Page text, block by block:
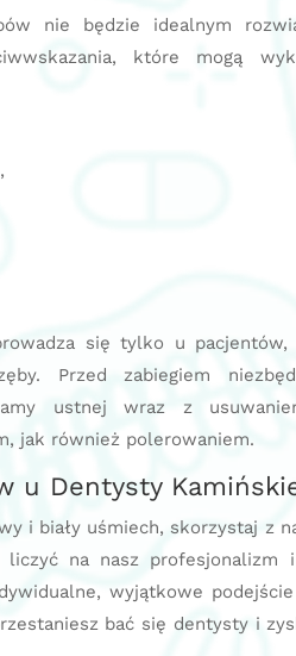
nie będzie idealnym
które mogą
się tylko u
Przed zabiegiem
ustnej wraz z
jak również polerowaniem.
u Dentysty
i biały uśmiech, skorzystaj z
liczyć na nasz profesjonalizm
wyjątkowe
bać się dentysty i